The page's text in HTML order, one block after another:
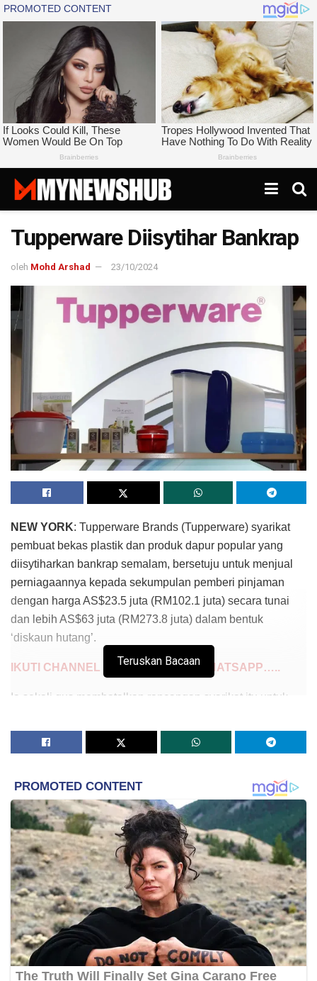
Tupperware Diisytihar Bankrap
oleh Mohd Arshad 23/10/2024
NEW YORK: Tupperware Brands (Tupperware) syarikat
pembuat bekas plastik dan produk dapur popular yang
diisytiharkan bankrap semalam, bersetuju untuk menjual
perniagaannya kepada sekumpulan pemberi pinjaman
dengan harga AS$23.5 juta (RM102.1 juta) secara tunai
dan lebih AS$63 juta (RM273.8 juta) dalam bentuk
‘diskaun hutang’.
IKUTI CHANNEL MYNEWSHUB DI WHATSAPP…..
Ia sekali gus membatalkan rancangan syarikat itu untuk
Tupperware mengumumkan perjanjian terbabit sewaktu
Delaware.
Hakim kebankrapan Amerika Syarikat (AS), Brendan
Shannon, berkata beliau akan segera menjadualkan sesi
pendengaran mahkamah berasingan untuk
mempertimbang kelulusan penjualan aset syarikat terbabit.
Jelasnya, ia langkah terbaik mengambil kira situasi sukar
dan mencabar syarikat Tupperware.
Tupperware, syarikat yang berpangkalan di Orlando,
Florida, memfailkan perlindungan kebankrapan bulan lalu,
Teruskan Bacaan